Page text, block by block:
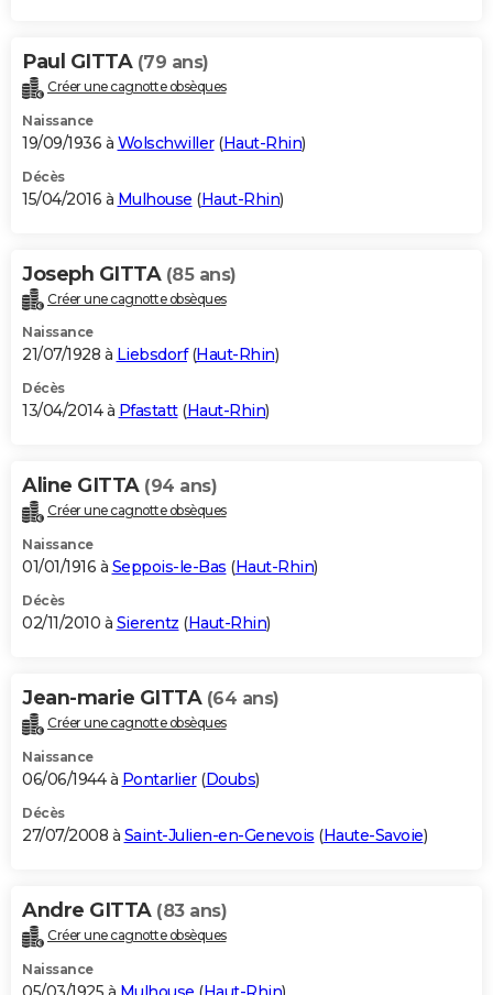
Paul GITTA (79 ans)
Créer une cagnotte obsèques
Naissance
19/09/1936 à Wolschwiller(Haut-Rhin)
Décès
15/04/2016 à Mulhouse (Haut-Rhin)
Joseph GITTA (85 ans)
Créer une cagnotte obsèques
Naissance
21/07/1928 à Liebsdorf(Haut-Rhin)
Décès
13/04/2014 à Pfastatt(Haut-Rhin)
Aline GITTA (94 ans)
Créer une cagnotte obsèques
Naissance
01/01/1916 à Seppois-le-Bas (Haut-Rhin)
Décès
02/11/2010 à Sierentz (Haut-Rhin)
Jean-marie GITTA (64 ans)
Créer une cagnotte obsèques
Naissance
06/06/1944 à Pontarlier(Doubs)
Décès
27/07/2008 à Saint-Julien-en-Genevois (Haute-Savoie)
Andre GITTA (83 ans)
Créer une cagnotte obsèques
Naissance